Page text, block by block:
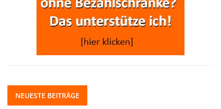
NEUESTE BEITRÄGE